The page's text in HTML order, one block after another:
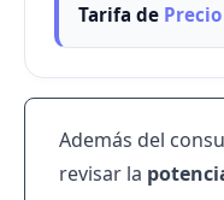
Tarifa de
Además del
revisar la